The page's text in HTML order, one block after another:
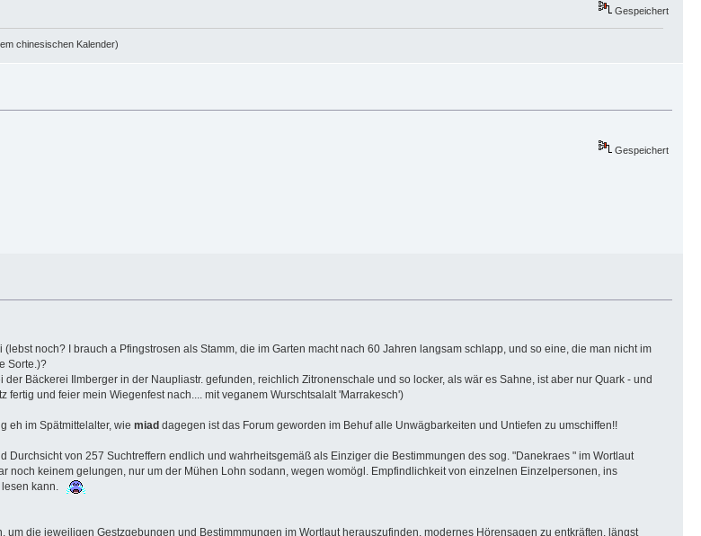
Gespeichert
chinesischen Kalender)
Gespeichert
noch? I brauch a Pfingstrosen als Stamm, die im Garten macht nach 60 Jahren langsam schlapp, und so eine, die man nicht im
Sorte.)?
Bäckerei Ilmberger in der Naupliastr. gefunden, reichlich Zitronenschale und so locker, als wär es Sahne, ist aber nur Quark - und
und feier mein Wiegenfest nach.... mit veganem Wurschtsalalt 'Marrakesch')
eh im Spätmittelalter, wie miad dagegen ist das Forum geworden im Behuf alle Unwägbarkeiten und Untiefen zu umschiffen!!
Durchsicht von 257 Suchtreffern endlich und wahrheitsgemäß als Einziger die Bestimmungen des sog. "Danekraes " im Wortlaut
noch keinem gelungen, nur um der Mühen Lohn sodann, wegen womögl. Empfindlichkeit von einzelnen Einzelpersonen, ins
lesen kann.
die jeweiligen Gestzgebungen und Bestimmmungen im Wortlaut herauszufinden, modernes Hörensagen zu entkräften, längst